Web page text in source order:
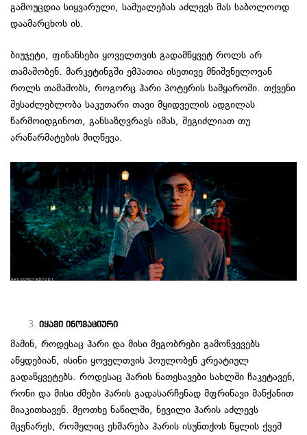
გამოუცდია სიყვარული, საშუალებას აძლევს მას საბოლოოდ
დაამარცხოს ის.
ბიუჯეტი, ფინანსები ყოველთვის გადამწყვეტ როლს არ
თამაშობენ. მარკეტინგში ემპათია ისეთივე მნიშვნელოვან
როლს თამაშობს, როგორც ჰარი პოტერის სამყაროში. თქვენი
შესაძლებლობა საკუთარი თავი მყიდველის ადგილას
წარმოიდგინოთ, განსაზღვრავს იმას, შეგიძლიათ თუ
არაწარმატების მიღწევა.
იყავი ინოვაციური
მაშინ, როდესაც ჰარი და მისი მეგობრები გამოწვევებს
აწყდებიან, ისინი ყოველთვის პოულობენ კრეატიულ
გადაწყვეტებს. როდესაც ჰარის ნათესავები სახლში ჩაკეტავენ,
რონი და მისი ძმები ჰარის გადასარჩენად მფრინავი მანქანით
მიაკითხავენ. მეოთხე ნაწილში, ნევილი ჰარის აძლევს
მცენარეს, რომელიც ეხმარება ჰარის ისუნთქოს წყლის ქვეშ